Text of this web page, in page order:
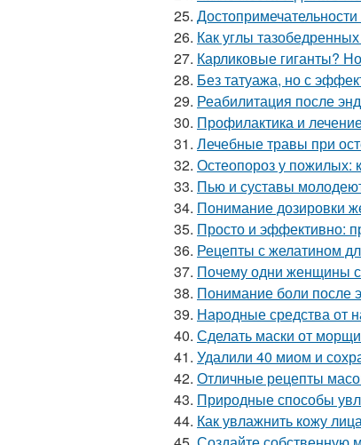
25.
26. Как углы
27. Карликовые гиганты?
28. Без татуажа, но с
29. Реабилитация после
30. Профилактика и
31. Лечебные травы при
32. Остеопороз у пожилых:
33. Пью и суставы
34. Понимание дозировки
35. Просто и эффективно:
36. Рецепты с желатином
37. Почему одни женщины с
38. Понимание боли после
39. Народные средства от
40. Сделать маски от
41. Удалили 40 миом и
42. Отличные рецепты
43. Природные способы
44. Как увлажнить кожу